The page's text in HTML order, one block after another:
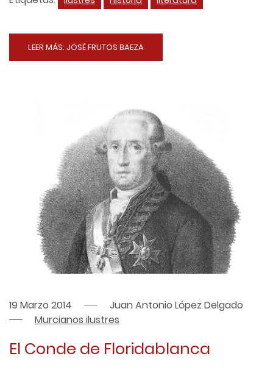
LEER MÁS: JOSÉ FRUTOS BAEZA
19 Marzo 2014
Juan Antonio López Delgado
Murcianos ilustres
El Conde de Floridablanca